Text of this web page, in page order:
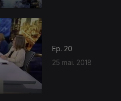
Ep. 20
25 mai. 2018